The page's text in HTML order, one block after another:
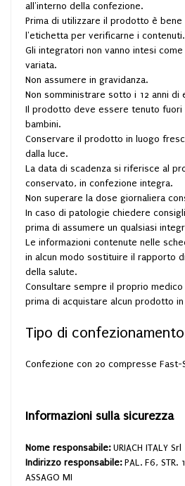
all'interno della confezione.
Prima di utilizzare il prodotto è
l'etichetta per verificarne i contenuti.
Gli integratori non vanno intesi
variata.
Non assumere in gravidanza.
Non somministrare sotto i 12 anni di
Il prodotto deve essere tenuto fuori
bambini.
Conservare il prodotto in luogo
dalla luce.
La data di scadenza si riferisce al
conservato, in confezione integra.
Non superare la dose giornaliera
In caso di patologie chiedere
prima di assumere un qualsiasi
Le informazioni contenute nelle
in alcun modo sostituire il rapporto
della salute.
Consultare sempre il proprio
prima di acquistare alcun prodotto
Tipo di confezionamento
Confezione con 20 compresse Fast-
Informazioni sulla sicurezza
Nome responsabile: URIACH ITALY Srl
Indirizzo responsabile: PAL. F6, STR.
ASSAGO MI